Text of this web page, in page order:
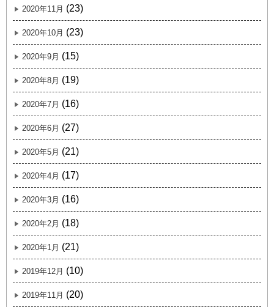
2020年11月 (23)
2020年10月 (23)
2020年9月 (15)
2020年8月 (19)
2020年7月 (16)
2020年6月 (27)
2020年5月 (21)
2020年4月 (17)
2020年3月 (16)
2020年2月 (18)
2020年1月 (21)
2019年12月 (10)
2019年11月 (20)